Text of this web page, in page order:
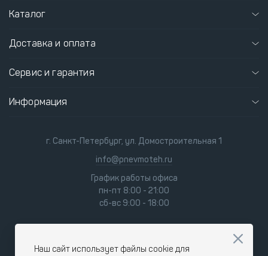
Каталог
Доставка и оплата
Сервис и гарантия
Информация
г. Санкт-Петербург, ул. Домостроительная 1
info@pnevmoteh.ru
График работы офиса
пн-пт 8:00 - 21:00
сб-вс 9:00 - 18:00
Наш сайт использует файлы cookie для